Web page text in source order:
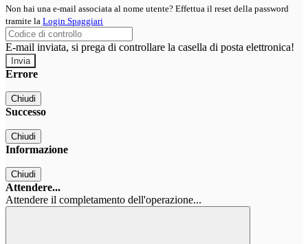
Non hai una e-mail associata al nome utente? Effettua il reset della password
tramite la Login Spaggiari
E-mail inviata, si prega di controllare la casella di posta elettronica!
Errore
Chiudi
Successo
Chiudi
Informazione
Chiudi
Attendere...
Attendere il completamento dell'operazione...